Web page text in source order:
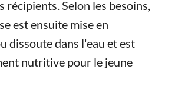
récipients. Selon les besoins,
est ensuite mise en
dissoute dans l'eau et est
nutritive pour le jeune